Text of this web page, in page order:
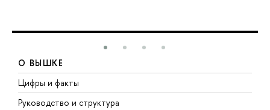
О ВЫШКЕ
Цифры и факты
Руководство и структура